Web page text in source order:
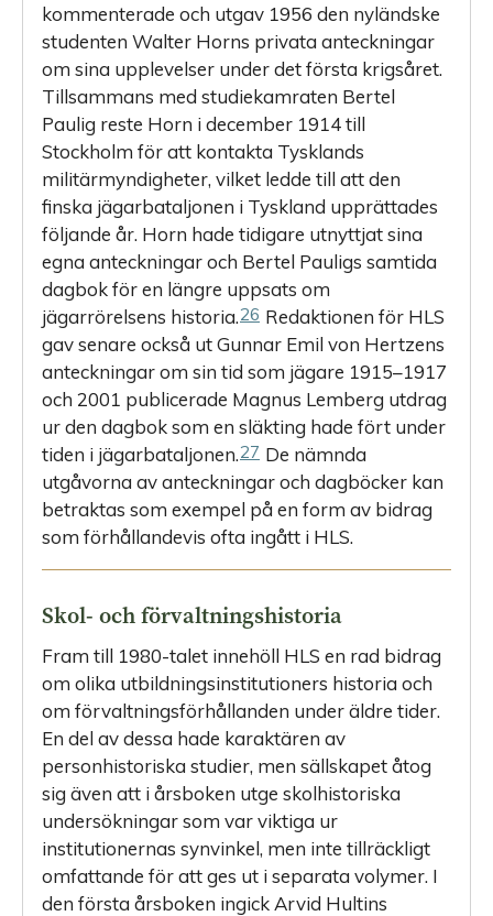
kommenterade och utgav 1956 den nyländske
studenten Walter Horns privata anteckningar
om sina upplevelser under det första krigsåret.
Tillsammans med studiekamraten Bertel
Paulig reste Horn i december 1914 till
Stockholm för att kontakta Tysklands
militärmyndigheter, vilket ledde till att den
finska jägarbataljonen i Tyskland upprättades
följande år. Horn hade tidigare utnyttjat sina
egna anteckningar och Bertel Pauligs samtida
dagbok för en längre uppsats om
jägarrörelsens historia.26 Redaktionen för HLS
gav senare också ut Gunnar Emil von Hertzens
anteckningar om sin tid som jägare 1915–1917
och 2001 publicerade Magnus Lemberg utdrag
ur den dagbok som en släkting hade fört under
tiden i jägarbataljonen.27 De nämnda
utgåvorna av anteckningar och dagböcker kan
betraktas som exempel på en form av bidrag
som förhållandevis ofta ingått i HLS.
Skol- och förvaltningshistoria
Fram till 1980-talet innehöll HLS en rad bidrag
om olika utbildningsinstitutioners historia och
om förvaltningsförhållanden under äldre tider.
En del av dessa hade karaktären av
personhistoriska studier, men sällskapet åtog
sig även att i årsboken utge skolhistoriska
undersökningar som var viktiga ur
institutionernas synvinkel, men inte tillräckligt
omfattande för att ges ut i separata volymer. I
den första årsboken ingick Arvid Hultins